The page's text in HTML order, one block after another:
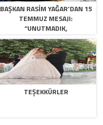
BAŞKAN RASIM YAĞAR’DAN 15
TEMMUZ MESAJI:
“UNUTMADIK,
UNUTTURMAYACAĞIZ”
TEŞEKKÜRLER